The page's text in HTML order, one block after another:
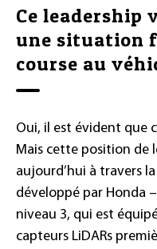
Ce leadership
une situation
course au
Oui, il est évident que
Mais cette position de
aujourd’hui à travers
développé par Honda
niveau 3, qui est
capteurs LiDARs